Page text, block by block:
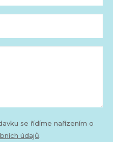
se řídíme nařízením o
údajů.